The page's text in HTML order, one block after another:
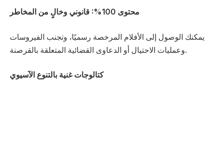
محتوى 100%: قانوني وخالٍ من المخاطر
يمكنك الوصول إلى الأفلام المرخصة رسميًا، وتجنب الفيروسات
وعمليات الاحتيال أو الدعاوى القضائية المتعلقة بالقرصنة.
كتالوجات غنية بالتنوع الآسيوي